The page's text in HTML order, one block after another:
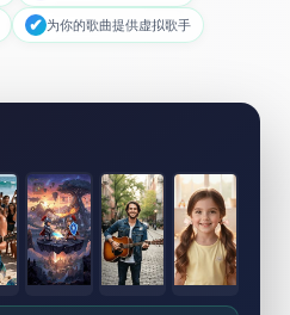
✔ 为你的歌曲提供虚拟歌手
工具